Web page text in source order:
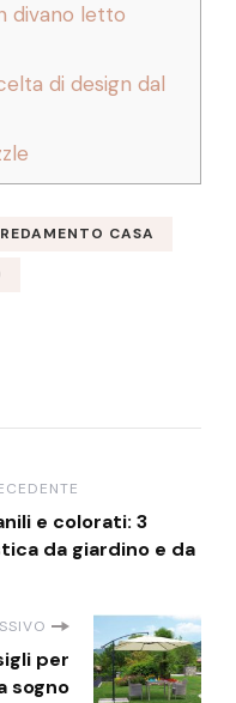
divano letto
di design dal
CASA
e colorati: 3
da giardino e da
per
sogno